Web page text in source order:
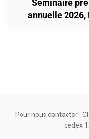
Séminaire
annuelle 2026,
Pour nous contacter :
cedex